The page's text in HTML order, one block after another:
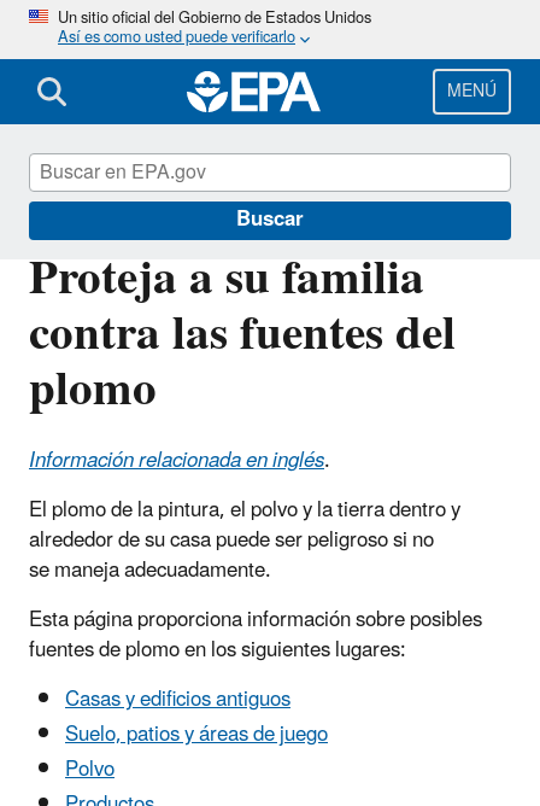
Pasar
al
contenido
principal
Un sitio oficial del Gobierno de Estados Unidos
Así es como usted puede verificarlo
MENÚ
Buscar
Proteja a su familia
contra las fuentes del
plomo
Información relacionada en inglés.
El plomo de la pintura, el polvo y la tierra dentro y
alrededor de su casa puede ser peligroso si no
se maneja adecuadamente.
Esta página proporciona información sobre posibles
fuentes de plomo en los siguientes lugares:
Casas y edificios antiguos
Suelo, patios y áreas de juego
Polvo
Plomo